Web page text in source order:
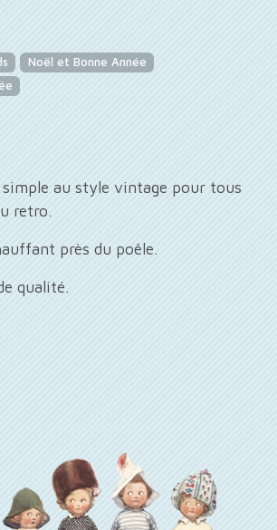
Noël et Bonne Année
au style vintage pour tous
retro.
près du poêle.
qualité.